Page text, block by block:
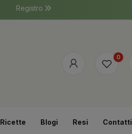
Registro
0
Ricette Blogi Resi Contatti